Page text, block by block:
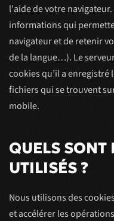
l'aide de votre
informations qui
navigateur et de retenir
de la langue…). Le
cookies qu’il a enregistré
fichiers qui se trouvent
mobile.
QUELS SONT
UTILISÉS ?
Nous utilisons des
et accélérer les